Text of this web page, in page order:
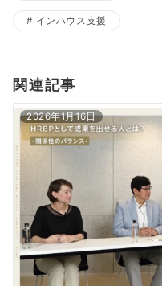
インハウス支援
関連記事
2026年1月16日